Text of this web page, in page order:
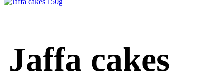
Jaffa cakes